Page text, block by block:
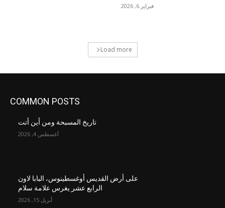
فبراير 6, 2026
Load more
COMMON POSTS
تاريخ المسبحة ومن أين أتت
أغسطس 4, 2026
على أرض القديس أوغسطينوس، البابا لاون
الرابع عشر يغرس علامة سلام
أبريل 15, 2026